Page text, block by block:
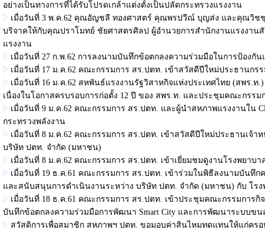
อย่างเป็นทางการที่ได้รับโปรดเกล้าแต่งตั้งเป็นปลัดกระทรวงแรงงาน
เมื่อวันที่ 3 พ.ค.62 คุณอัญชลี ทองศาสตร์ คุณพรปวีณ์ บุญส่ง และคุณวิช
บริจาคให้กับคุณปราโมทย์ ชัยศาสตรศิลป ผู้อำนวยการสำนักงานแรงงาน
แรงงาน
เมื่อวันที่ 27 ก.พ.62 การลงนามบันทึกข้อตกลงความร่วมมือในการป้องกั
เมื่อวันที่ 17 ม.ค.62 คณะกรรมการ สร.ปตท. เข้าสวัสดีปีใหม่ประธานก
เมื่อวันที่ 16 ม.ค.62 สหพันธ์แรงงานรัฐวิสาหกิจแห่งประเทศไทย (สพร.
เนื่องในโอกาสครบรอบการก่อตั้ง 12 ปี ของ สพร.ท. และประชุมคณะกรรม
เมื่อวันที่ 9 ม.ค.62 คณะกรรมการ สร.ปตท. และผู้นำสหภาพแรงงานใน
กระทรวงพลังงาน
เมื่อวันที่ 8 ม.ค.62 คณะกรรมการ สร.ปตท. เข้าสวัสดีปีใหม่ประธานเจ้า
บริษัท ปตท. จำกัด (มหาชน)
เมื่อวันที่ 8 ม.ค.62 คณะกรรมการ สร.ปตท. เข้าเยี่ยมชมดูงานโรงพยาบ
เมื่อวันที่ 19 ธ.ค.61 คณะกรรมการ สร.ปตท. เข้าร่วมในพิธีลงนามบันทึก
และสนับสนุนการดำเนินงานระหว่าง บริษัท ปตท. จำกัด (มหาชน) กับ โรง
เมื่อวันที่ 18 ธ.ค.61 คณะกรรมการ สร.ปตท. เข้าประชุมคณะกรรมการ
บันทึกข้อตกลงความร่วมมือการพัฒนา Smart City และการพัฒนาระบบขน
สวัสดิการเพื่อสมาชิก สหภาพฯ ปตท. ขอมอบค่าสินไหมทดแทนให้แก่ครอ